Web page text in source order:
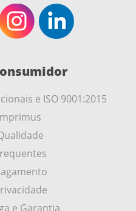
e ISO 9001:2015
e Garantia